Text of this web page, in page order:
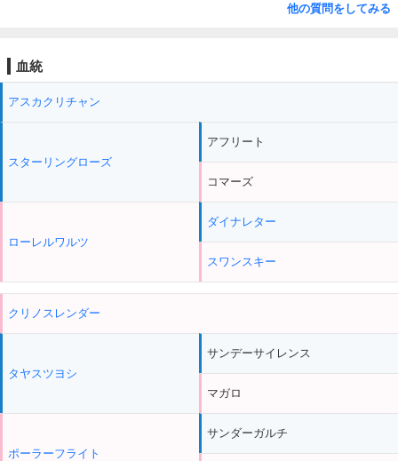
他の質問をしてみる
血統
アスカクリチャン
スターリングローズ
ローレルワルツ
アフリート
コマーズ
ダイナレター
スワンスキー
クリノスレンダー
タヤスツヨシ
ポーラーフライト
サンデーサイレンス
マガロ
サンダーガルチ